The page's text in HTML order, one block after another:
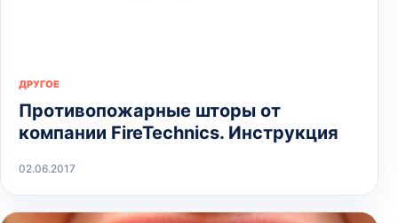
ДРУГОЕ
Противопожарные шторы от
компании FireTechnics. Инструкция
02.06.2017